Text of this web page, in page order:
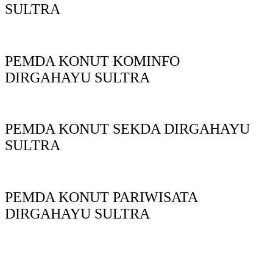
SULTRA
PEMDA KONUT KOMINFO
DIRGAHAYU SULTRA
PEMDA KONUT SEKDA DIRGAHAYU
SULTRA
PEMDA KONUT PARIWISATA
DIRGAHAYU SULTRA